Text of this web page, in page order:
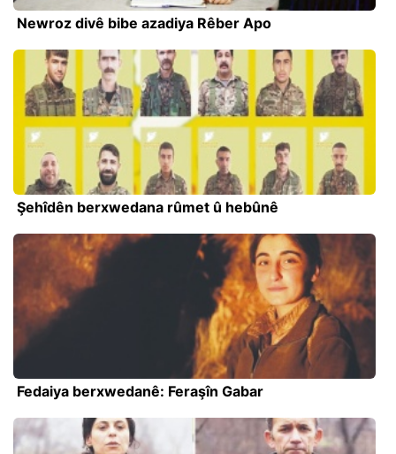
Newroz divê bibe azadiya Rêber Apo
Şehîdên berxwedana rûmet û hebûnê
Fedaiya berxwedanê: Feraşîn Gabar